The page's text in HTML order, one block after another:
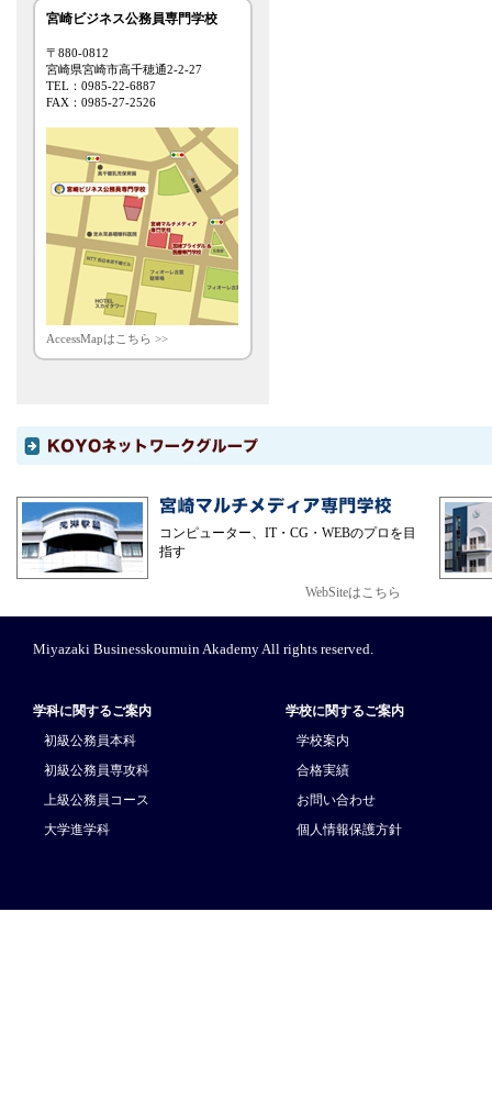
宮崎ビジネス公務員専門学校
〒880-0812
宮崎県宮崎市高千穂通2-2-27
TEL：0985-22-6887
FAX：0985-27-2526
AccessMapはこちら >>
コンピューター、IT・CG・WEBのプロを目
指す
WebSiteはこちら
Miyazaki Businesskoumuin Akademy All rights reserved.
学科に関するご案内
初級公務員本科
初級公務員専攻科
上級公務員コース
大学進学科
学校に関するご案内
学校案内
合格実績
お問い合わせ
個人情報保護方針